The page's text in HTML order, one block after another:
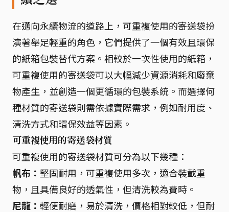
在邁向永續物流的道路上，可重複使用的寄送袋扮
演著舉足輕重的角色，它們提供了一個有效且環保
的紙箱包裝替代方案。相較於一次性使用的紙箱，
可重複使用的寄送袋可以大幅減少資源消耗和廢棄
物產生，並創造一個更循環的包裝系統。而選擇何
種材質的寄送袋則需依據實際需求，例如耐用度、
清洗方式和環保效益等因素。
可重複使用的寄送袋材質
可重複使用的寄送袋材質可分為以下幾種：
帆布： 堅固耐用，可重複使用多次，適合裝載重
物，且具備良好的透氣性，但清洗較為費時。
尼龍： 輕便耐磨，易於清洗，價格相對較低，但耐